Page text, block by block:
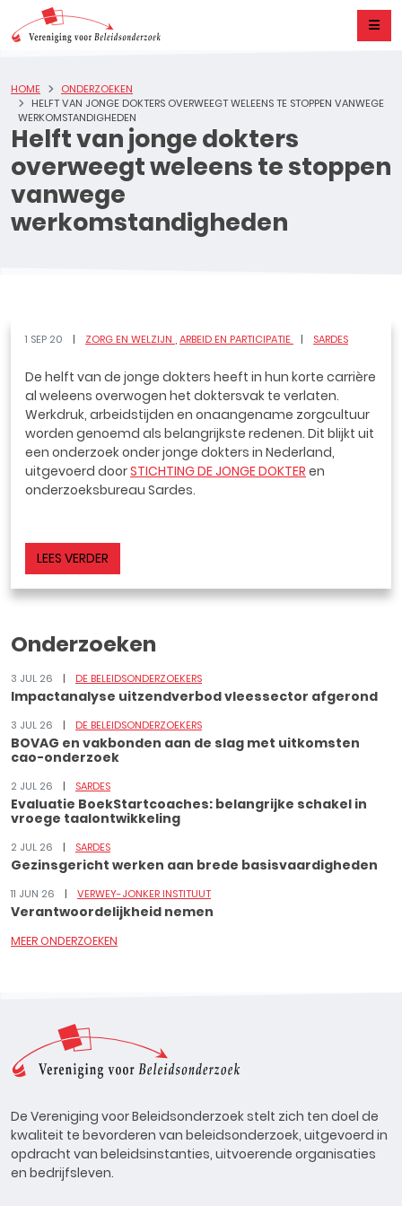
Helft van jonge dokters
overweegt weleens te stoppen
vanwege
werkomstandigheden
HOME
ONDERZOEKEN
HELFT VAN JONGE DOKTERS OVERWEEGT WELEENS TE STOPPEN VANWEGE
WERKOMSTANDIGHEDEN
1 SEP 20 ZORG EN WELZIJN ARBEID EN PARTICIPATIE SARDES
De helft van de jonge dokters heeft in hun korte carrière
al weleens overwogen het doktersvak te verlaten.
Werkdruk, arbeidstijden en onaangename zorgcultuur
worden genoemd als belangrijkste redenen. Dit blijkt uit
een onderzoek onder jonge dokters in Nederland,
uitgevoerd doorSTICHTING DE JONGE DOKTER en
onderzoeksbureau Sardes.
LEES VERDER
Onderzoeken
3 JUL 26 DE BELEIDSONDERZOEKERS
Impactanalyse uitzendverbod vleessector afgerond
3 JUL 26 DE BELEIDSONDERZOEKERS
BOVAG en vakbonden aan de slag met uitkomsten
cao-onderzoek
2 JUL 26 SARDES
Evaluatie BoekStartcoaches: belangrijke schakel in
vroege taalontwikkeling
2 JUL 26 SARDES
Gezinsgericht werken aan brede basisvaardigheden
11 JUN 26 VERWEY-JONKER INSTITUUT
Verantwoordelijkheid nemen
MEER ONDERZOEKEN
De Vereniging voor Beleidsonderzoek stelt zich ten doel de
kwaliteit te bevorderen van beleidsonderzoek, uitgevoerd in
opdracht van beleidsinstanties, uitvoerende organisaties
en bedrijfsleven.